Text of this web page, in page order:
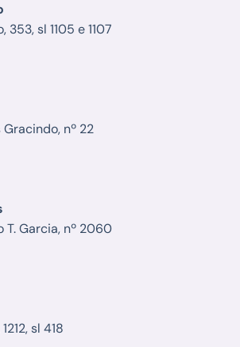
353, sl 1105 e 1107
nº 22
T. Garcia, nº 2060
sl 418